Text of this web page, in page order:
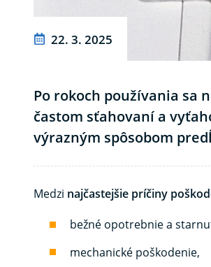
22. 3. 2025
Po rokoch používania sa
častom sťahovaní a
výrazným spôsobom
Medzi najčastejšie príčiny
bežné opotrebnie a
mechanické poškodenie,